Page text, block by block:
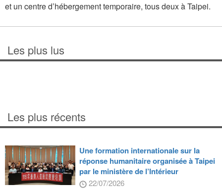
et un centre d’hébergement temporaire, tous deux à Taipei.
Les plus lus
Les plus récents
Une formation internationale sur la
réponse humanitaire organisée à Taipei
par le ministère de l’Intérieur
22/07/2026